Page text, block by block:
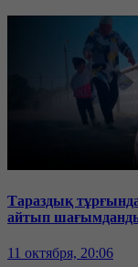
Тараздық
айтып
11 октября, 20:06